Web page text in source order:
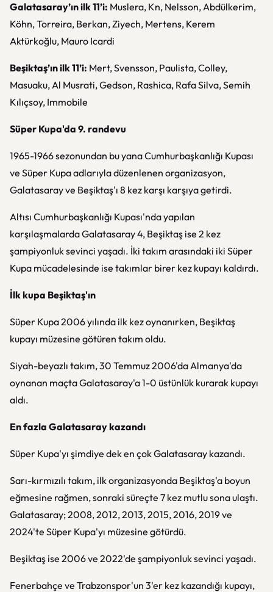
Galatasaray’ın ilk 11’i: Muslera, Kn, Nelsson, Abdülkerim,
Köhn, Torreira, Berkan, Ziyech, Mertens, Kerem
Aktürkoğlu, Mauro Icardi
Beşiktaş’ın ilk 11’i: Mert, Svensson, Paulista, Colley,
Masuaku, Al Musrati, Gedson, Rashica, Rafa Silva, Semih
Kılıçsoy, Immobile
Süper Kupa'da 9. randevu
1965-1966 sezonundan bu yana Cumhurbaşkanlığı Kupası
ve Süper Kupa adlarıyla düzenlenen organizasyon,
Galatasaray ve Beşiktaş'ı 8 kez karşı karşıya getirdi.
Altısı Cumhurbaşkanlığı Kupası'nda yapılan
karşılaşmalarda Galatasaray 4, Beşiktaş ise 2 kez
şampiyonluk sevinci yaşadı. İki takım arasındaki iki Süper
Kupa mücadelesinde ise takımlar birer kez kupayı kaldırdı.
İlk kupa Beşiktaş'ın
Süper Kupa 2006 yılında ilk kez oynanırken, Beşiktaş
kupayı müzesine götüren takım oldu.
Siyah-beyazlı takım, 30 Temmuz 2006'da Almanya'da
oynanan maçta Galatasaray'a 1-0 üstünlük kurarak kupayı
aldı.
En fazla Galatasaray kazandı
Süper Kupa'yı şimdiye dek en çok Galatasaray kazandı.
Sarı-kırmızılı takım, ilk organizasyonda Beşiktaş'a boyun
eğmesine rağmen, sonraki süreçte 7 kez mutlu sona ulaştı.
Galatasaray; 2008, 2012, 2013, 2015, 2016, 2019 ve
2024'te Süper Kupa'yı müzesine götürdü.
Beşiktaş ise 2006 ve 2022'de şampiyonluk sevinci yaşadı.
Fenerbahçe ve Trabzonspor'un 3'er kez kazandığı kupayı,